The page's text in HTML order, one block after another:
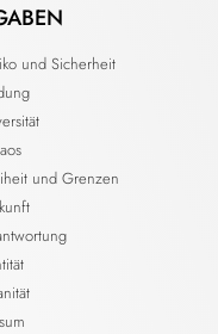
und Sicherheit
und Grenzen